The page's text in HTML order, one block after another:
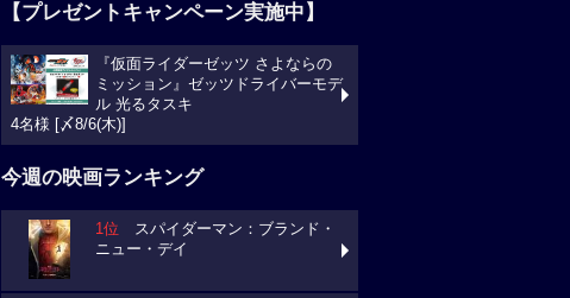
【プレゼントキャンペーン実施中】
『仮面ライダーゼッツ さよならの
ミッション』ゼッツドライバーモデ
ル 光るタスキ
4名様 [〆8/6(木)]
今週の映画ランキング
1位 スパイダーマン：ブランド・
ニュー・デイ